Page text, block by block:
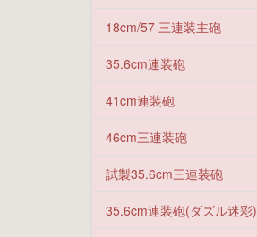
18cm/57 三連装主砲
35.6cm連装砲
41cm連装砲
46cm三連装砲
試製35.6cm三連装砲
35.6cm連装砲(ダズル迷彩)